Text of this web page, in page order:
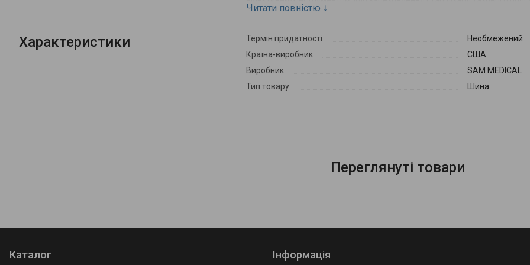
аварій, катастроф або інших подій.
Читати повністю ↓
Характеристики Термін придатності
Необмежений
Країна-виробник
США
Виробник
SAM MEDICAL
Тип товару
Шина
Переглянуті товари
Каталог Інформація